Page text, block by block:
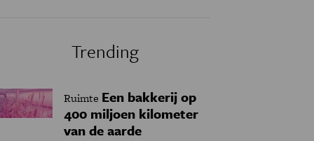
Trending
Ruimte Een bakkerij op
400 miljoen kilometer
van de aarde